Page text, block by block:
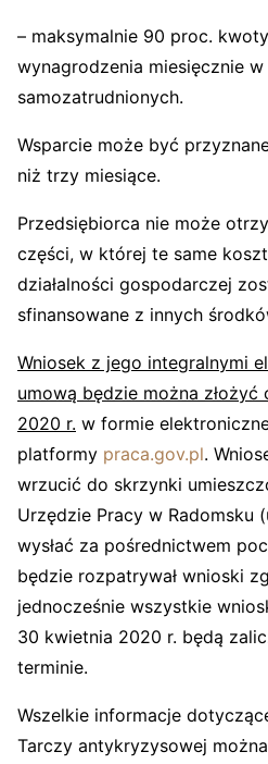
– maksymalnie 90 proc.
wynagrodzenia miesięcznie
samozatrudnionych.
Wsparcie może być
niż trzy miesiące.
Przedsiębiorca nie może
części, w której te same
działalności gospodarczej
sfinansowane z innych
Wniosek z jego integralnymi
umową będzie można
2020 r. w formie
platformy praca.gov.pl.
wrzucić do skrzynki
Urzędzie Pracy w Radomsku
wysłać za pośrednictwem
będzie rozpatrywał wnioski
jednocześnie wszystkie
30 kwietnia 2020 r. będą
terminie.
Wszelkie informacje
Tarczy antykryzysowej